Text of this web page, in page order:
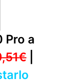
Pro a